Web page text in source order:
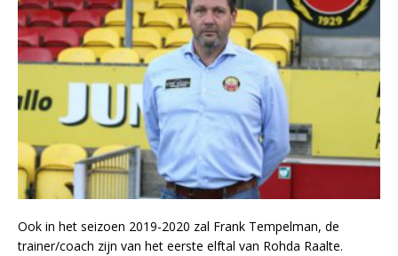
Ook in het seizoen 2019-2020 zal Frank Tempelman, de
trainer/coach zijn van het eerste elftal van Rohda Raalte.